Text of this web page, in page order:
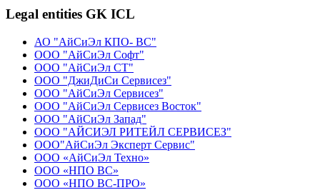
Legal entities GK ICL
АО "АйСиЭл КПО- ВС"
ООО "АйСиЭл Софт"
ООО "АйСиЭл СТ"
ООО "ДжиДиСи Сервисез"
ООО "АйСиЭл Сервисез"
ООО "АйСиЭл Сервисез Восток"
ООО "АйСиЭл Запад"
ООО "АЙСИЭЛ РИТЕЙЛ СЕРВИСЕЗ"
ООО"АйСиЭл Эксперт Сервис"
ООО «АйСиЭл Техно»
ООО «НПО ВС»
ООО «НПО ВС-ПРО»